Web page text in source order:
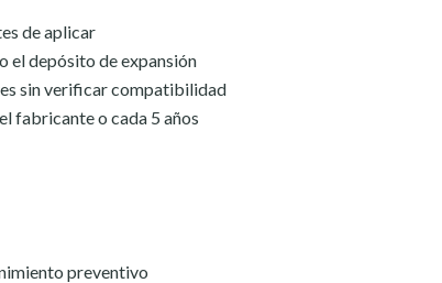
de aplicar
el depósito de expansión
sin verificar compatibilidad
fabricante o cada 5 años
preventivo